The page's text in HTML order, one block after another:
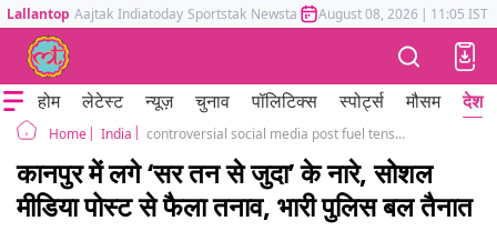
Lallantop Aajtak Indiatoday Sportstak Newstak Mumbai Tak Astrotak
August 08, 2026 | 11:05 IST
होम लेटेस्ट न्यूज़ चुनाव पॉलिटिक्स स्पोर्ट्स मौसम देश
Home India controversial social media post fuel tension in Kanpur provocative Slogans raised
कानपुर में लगे ‘सर तन से जुदा’ के नारे, सोशल
मीडिया पोस्ट से फैला तनाव, भारी पुलिस बल तैनात